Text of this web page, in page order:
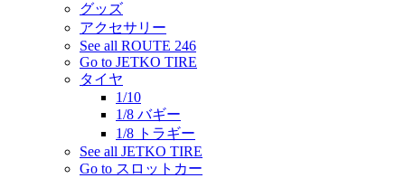
グッズ
アクセサリー
See all ROUTE 246
Go to JETKO TIRE
タイヤ
1/10
1/8 バギー
1/8 トラギー
See all JETKO TIRE
Go to スロットカー